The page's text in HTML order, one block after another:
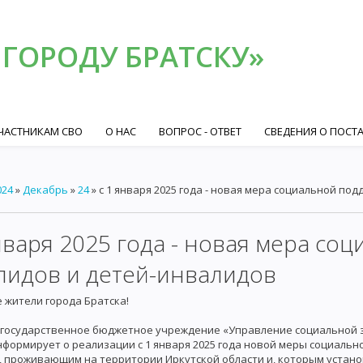
БРАТСКУ»
СВО О НАС ВОПРОС - ОТВЕТ СВЕДЕНИЯ О
»Декабрь »24» с 1 января 2025 года - новая мера социальной
2025 года - новая мера
и детей-инвалидов
города Братска!
бюджетное учреждение «Управление
о реализации с 1 января 2025 года новой меры
проживающим на территории Иркутской области и, которым